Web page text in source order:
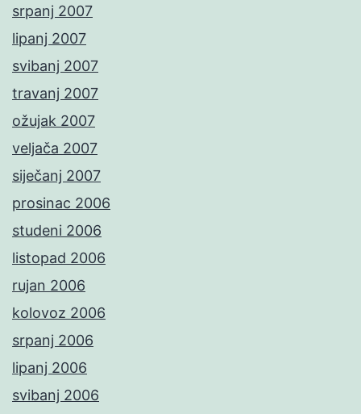
srpanj 2007
lipanj 2007
svibanj 2007
travanj 2007
ožujak 2007
veljača 2007
siječanj 2007
prosinac 2006
studeni 2006
listopad 2006
rujan 2006
kolovoz 2006
srpanj 2006
lipanj 2006
svibanj 2006